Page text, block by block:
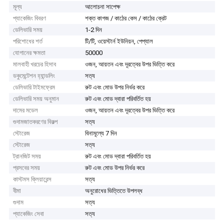
মূল্য
আলোচনা সাপেক্ষ
প্যাকেজিং বিবরণ
শক্ত কাগজ / কাঠের কেস / কাঠের ক্রেট
ডেলিভারি সময়
1-2 দিন
পরিশোধের শর্ত
টি/টি, ওয়েস্টার্ন ইউনিয়ন, পেপ্যাল
যোগানের ক্ষমতা
50000
মালবাহী খরচের হিসাব
ওজন, আয়তন এবং দূরত্বের উপর ভিত্তি করে
ডকুমেন্টেশন হ্যান্ডলিং
সত্য
ডেলিভারি টাইমফ্রেম
রুট এবং মোড উপর নির্ভর করে
ডেলিভারি সময় অনুমান
রুট এবং মোড দ্বারা পরিবর্তিত হয়
দামের মডেল
ওজন, আয়তন এবং দূরত্বের উপর ভিত্তি করে
গুদামজাতকরণের বিকল্প
সত্য
স্টোরেজ
বিনামূল্যে 7 দিন
স্টোরেজ
সত্য
ট্রানজিট সময়
রুট এবং মোড দ্বারা পরিবর্তিত হয়
প্রসবের সময়
রুট এবং মোড উপর নির্ভর করে
কাস্টমস ক্লিয়ারেন্স
সত্য
বীমা
অনুরোধের ভিত্তিতে উপলব্ধ
গুদাম
সত্য
প্যাকেজিং সেবা
সত্য